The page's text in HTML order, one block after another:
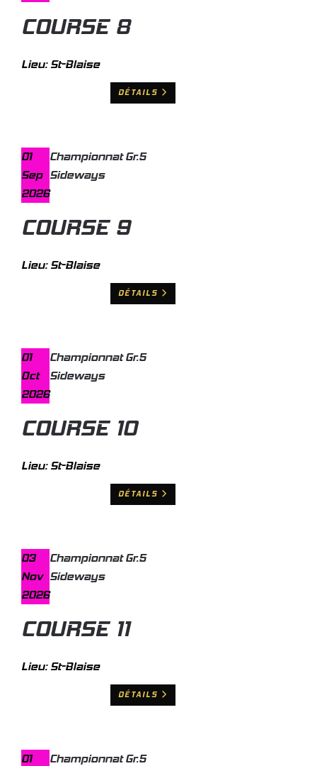
COURSE 8
Lieu:St-Blaise
DÉTAILS
01
Sep
2026
Championnat Gr.5
Sideways
COURSE 9
Lieu:St-Blaise
DÉTAILS
01
Oct
2026
Championnat Gr.5
Sideways
COURSE 10
Lieu:St-Blaise
DÉTAILS
03
Nov
2026
Championnat Gr.5
Sideways
COURSE 11
Lieu:St-Blaise
DÉTAILS
01
Championnat Gr.5